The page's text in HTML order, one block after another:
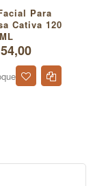
Para
Cativa 120
ML